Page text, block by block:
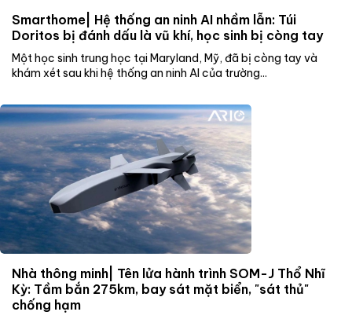
Smarthome| Hệ thống an ninh AI nhầm lẫn: Túi
Doritos bị đánh dấu là vũ khí, học sinh bị còng tay
Một học sinh trung học tại Maryland, Mỹ, đã bị còng tay và
khám xét sau khi hệ thống an ninh AI của trường...
Nhà thông minh| Tên lửa hành trình SOM-J Thổ Nhĩ
Kỳ: Tầm bắn 275km, bay sát mặt biển, "sát thủ"
chống hạm